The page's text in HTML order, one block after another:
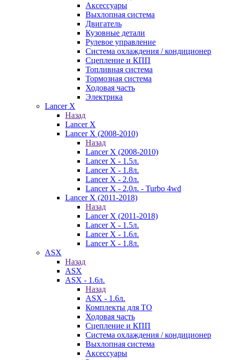
Аксессуары
Выхлопная система
Двигатель
Кузовные детали
Рулевое управление
Система охлаждения / кондиционер
Сцепление и КПП
Топливная система
Тормозная система
Ходовая часть
Электрика
Lancer X
Назад
Lancer X
Lancer X (2008-2010)
Назад
Lancer X (2008-2010)
Lancer X - 1.5л.
Lancer X - 1.8л.
Lancer X - 2.0л.
Lancer X - 2.0л. - Turbo 4wd
Lancer X (2011-2018)
Назад
Lancer X (2011-2018)
Lancer X - 1.5л.
Lancer X - 1.6л.
Lancer X - 1.8л.
ASX
Назад
ASX
ASX - 1.6л.
Назад
ASX - 1.6л.
Комплекты для ТО
Ходовая часть
Сцепление и КПП
Система охлаждения / кондиционер
Выхлопная система
Аксессуары